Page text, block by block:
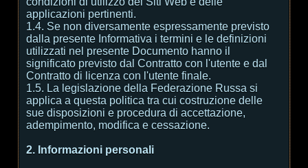
applicazioni pertinenti.
1.4. Se non diversamente espressamente previsto
dalla presente Informativa i termini e le definizioni
utilizzati nel presente Documento hanno il
significato previsto dal Contratto con l'utente e dal
Contratto di licenza con l'utente finale.
1.5. La legislazione della Federazione Russa si
applica a questa politica tra cui costruzione delle
sue disposizioni e procedura di accettazione,
adempimento, modifica e cessazione.
2. Informazioni personali